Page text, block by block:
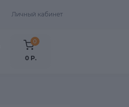
Личный кабинет
0
0 Р.